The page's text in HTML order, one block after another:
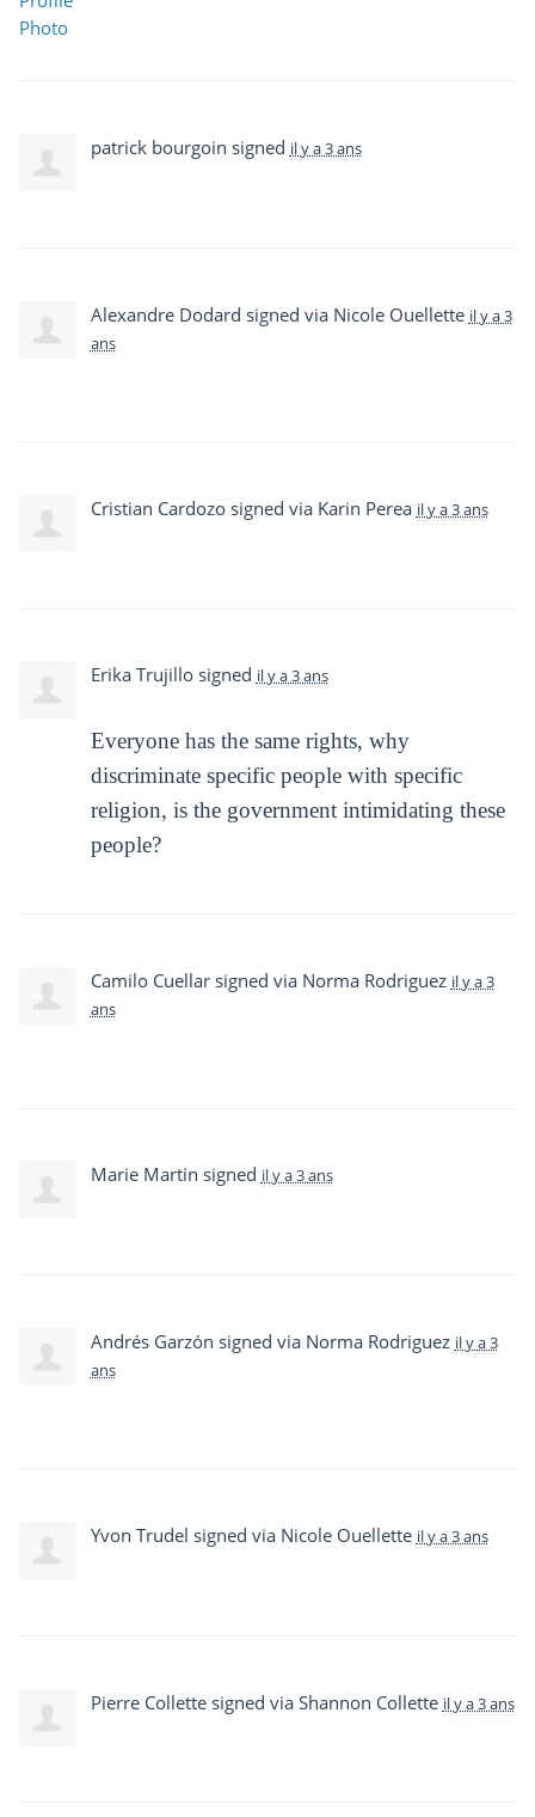
patrick bourgoin signed il y a 3 ans
Alexandre Dodard signed via Nicole Ouellette il y a 3
ans
Cristian Cardozosigned via Karin Perea il y a 3 ans
Erika Trujillosigned il y a 3 ans
Everyone has the same rights, why
discriminate specific people with specific
religion, is the government intimidating these
people?
Camilo Cuellarsigned via Norma Rodriguez il y a 3
ans
Marie Martin signed il y a 3 ans
Andrés Garzón signed via Norma Rodriguez il y a 3
ans
Yvon Trudel signed via Nicole Ouellette il y a 3 ans
Pierre Collettesigned via Shannon Collette il y a 3 ans